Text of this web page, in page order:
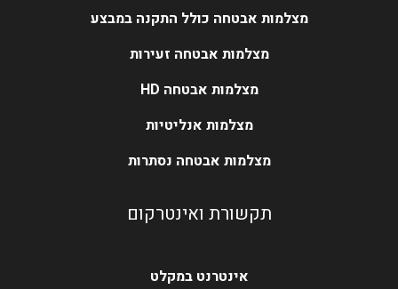
מצלמות אבטחה כולל התקנה במבצע
מצלמות אבטחה זעירות
מצלמות אבטחה HD
מצלמות אנליטיות
מצלמות אבטחה נסתרות
תקשורת ואינטרקום
אינטרנט במקלט